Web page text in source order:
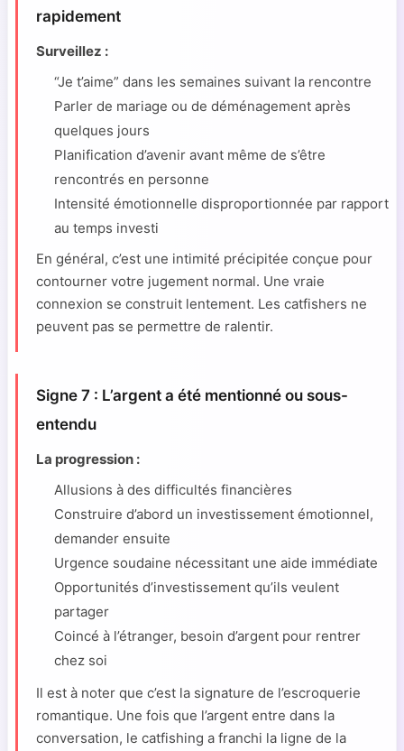
rapidement
Surveillez :
“Je t’aime” dans les semaines suivant la rencontre
Parler de mariage ou de déménagement après
quelques jours
Planification d’avenir avant même de s’être
rencontrés en personne
Intensité émotionnelle disproportionnée par rapport
au temps investi
En général, c’est une intimité précipitée conçue pour
contourner votre jugement normal. Une vraie
connexion se construit lentement. Les catfishers ne
peuvent pas se permettre de ralentir.
Signe 7 : L’argent a été mentionné ou sous-
entendu
La progression :
Allusions à des difficultés financières
Construire d’abord un investissement émotionnel,
demander ensuite
Urgence soudaine nécessitant une aide immédiate
Opportunités d’investissement qu’ils veulent
partager
Coincé à l’étranger, besoin d’argent pour rentrer
chez soi
Il est à noter que c’est la signature de l’escroquerie
romantique. Une fois que l’argent entre dans la
conversation, le catfishing a franchi la ligne de la